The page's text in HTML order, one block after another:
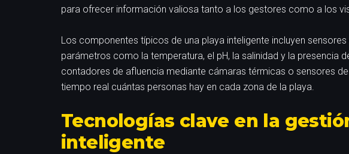
para ofrecer información valiosa tanto a los gestores como a los
Los componentes típicos de una playa inteligente incluyen
parámetros como la temperatura, el pH, la salinidad y la presencia
contadores de afluencia mediante cámaras térmicas o sensores
tiempo real cuántas personas hay en cada zona de la playa.
Tecnologías clave en la
inteligente